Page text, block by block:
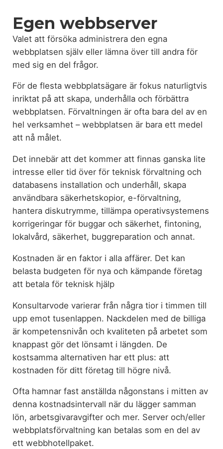
Egen webbserver
Valet att försöka administrera den egna
webbplatsen själv eller lämna över till andra för
med sig en del frågor.
För de flesta webbplatsägare är fokus naturligtvis
inriktat på att skapa, underhålla och förbättra
webbplatsen. Förvaltningen är ofta bara del av en
hel verksamhet – webbplatsen är bara ett medel
att nå målet.
Det innebär att det kommer att finnas ganska lite
intresse eller tid över för teknisk förvaltning och
databasens installation och underhåll, skapa
användbara säkerhetskopior, e-förvaltning,
hantera diskutrymme, tillämpa operativsystemens
korrigeringar för buggar och säkerhet, fintoning,
lokalvård, säkerhet, buggreparation och annat.
Kostnaden är en faktor i alla affärer. Det kan
belasta budgeten för nya och kämpande företag
att betala för teknisk hjälp
Konsultarvode varierar från några tior i timmen till
upp emot tusenlappen. Nackdelen med de billiga
är kompetensnivån och kvaliteten på arbetet som
knappast gör det lönsamt i längden. De
kostsamma alternativen har ett plus: att
kostnaden för ditt företag till högre nivå.
Ofta hamnar fast anställda någonstans i mitten av
denna kostnadsintervall när du lägger samman
lön, arbetsgivaravgifter och mer. Server och/eller
webbplatsförvaltning kan betalas som en del av
ett webbhotellpaket.